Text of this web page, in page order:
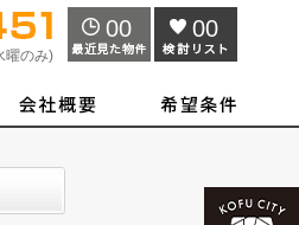
曜のみ)
00 00